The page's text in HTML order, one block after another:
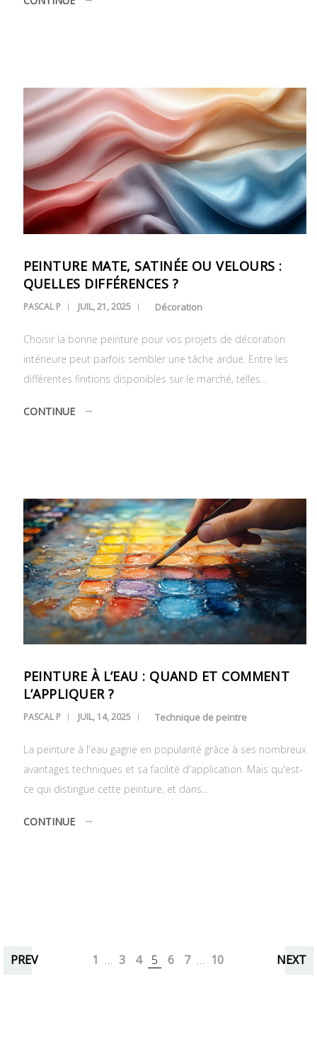
PEINTURE MATE, SATINÉE OU VELOURS :
QUELLES DIFFÉRENCES ?
PASCAL P JUIL, 21, 2025 Décoration
Choisir la bonne peinture pour vos projets de décoration
intérieure peut parfois sembler une tâche ardue. Entre les
différentes finitions disponibles sur le marché, telles…
CONTINUE
PEINTURE À L’EAU : QUAND ET COMMENT
L’APPLIQUER ?
PASCAL P JUIL, 14, 2025 Technique de peintre
La peinture à l'eau gagne en popularité grâce à ses nombreux
avantages techniques et sa facilité d'application. Mais qu'est-
ce qui distingue cette peinture, et dans…
CONTINUE
PREV 1 … 3 4 5 6 7 … 10 NEXT